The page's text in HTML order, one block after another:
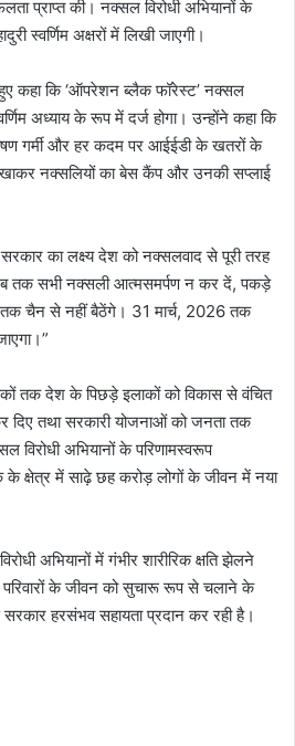
प्राप्त की। नक्सल विरोधी अभियानों के
स्वर्णिम अक्षरों में लिखी जाएगी।
हुए कहा कि ‘ऑपरेशन ब्लैक फॉरेस्ट’ नक्सल
अध्याय के रूप में दर्ज होगा। उन्होंने कहा कि
गर्मी और हर कदम पर आईईडी के खतरों के
नक्सलियों का बेस कैंप और उनकी सप्लाई
सरकार का लक्ष्य देश को नक्सलवाद से पूरी तरह
तक सभी नक्सली आत्मसमर्पण न कर दें, पकड़े
तक चैन से नहीं बैठेंगे। 31 मार्च, 2026 तक
तक देश के पिछड़े इलाकों को विकास से वंचित
तथा सरकारी योजनाओं को जनता तक
अभियानों के परिणामस्वरूप
क्षेत्र में साढ़े छह करोड़ लोगों के जीवन में नया
अभियानों में गंभीर शारीरिक क्षति झेलने
के जीवन को सुचारू रूप से चलाने के
हरसंभव सहायता प्रदान कर रही है।